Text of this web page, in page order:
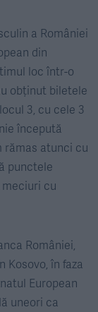
a României
din
loc într-o
obținut biletele
3, cu cele 3
începută
rămas atunci cu
punctele
cu
României,
Kosovo, în faza
European
uneori ca